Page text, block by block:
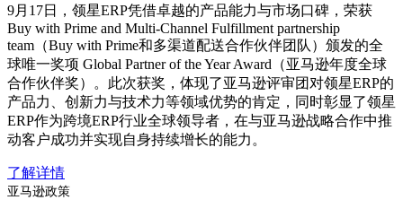
9月17日，领星ERP凭借卓越的产品能力与市场口碑，荣获
Buy with Prime and Multi-Channel Fulfillment partnership
team（Buy with Prime和多渠道配送合作伙伴团队）颁发的全
球唯一奖项 Global Partner of the Year Award（亚马逊年度全球
合作伙伴奖）。此次获奖，体现了亚马逊评审团对领星ERP的
产品力、创新力与技术力等领域优势的肯定，同时彰显了领星
ERP作为跨境ERP行业全球领导者，在与亚马逊战略合作中推
动客户成功并实现自身持续增长的能力。
了解详情
亚马逊政策